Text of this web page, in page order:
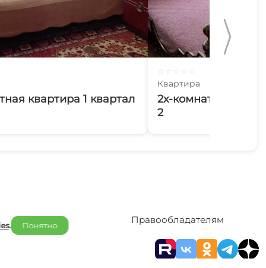
квартира 1 квартал
Квартира
2х-комнатная
2
. Понятно
Отельерам Правообладателям